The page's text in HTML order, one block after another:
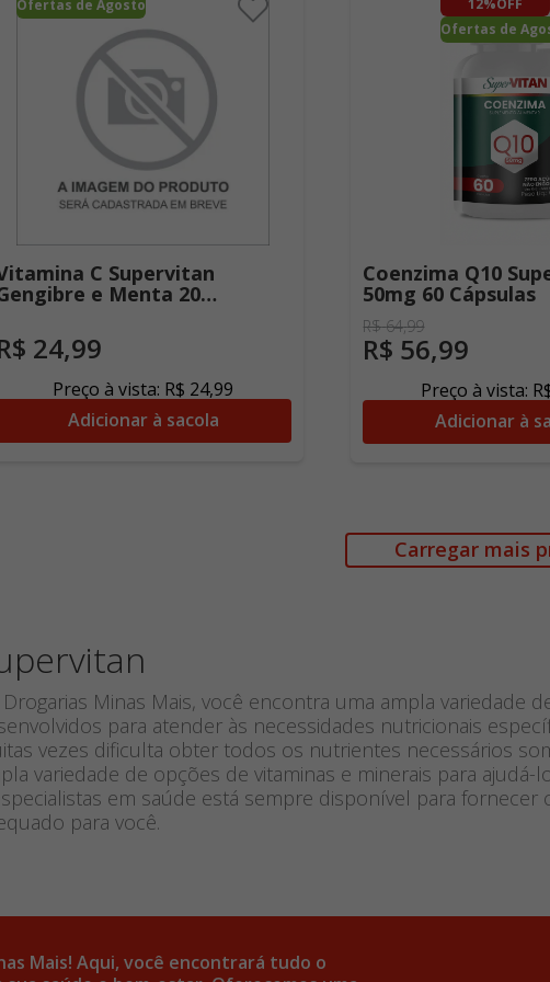
Ofertas de Agosto
C Supervitan
e Menta 20
Pastilhas
24,99
Preço à vista: R$ 24,99
Adicionar à sacola
12%OFF
Ofertas de
Coenzima Q10
50mg 60 Cápsulas
R$ 64,99
R$ 56,99
Preço à vista:
Adicionar à
Carregar mais
Drogarias Minas Mais, você encontra uma ampla variedade
para atender às necessidades nutricionais
vezes dificulta obter todos os nutrientes necessários
variedade de opções de vitaminas e minerais para
em saúde está sempre disponível para
para você.
Mais! Aqui, você encontrará tudo o